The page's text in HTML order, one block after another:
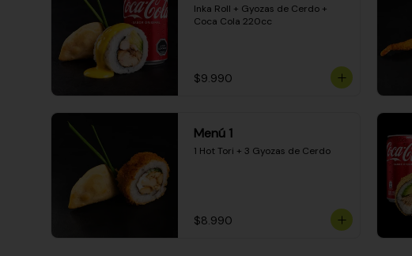
Inka Roll + Gyozas de Cerdo +
Coca Cola 220cc
$9.990
Menú 1
1 Hot Tori + 3 Gyozas de Cerdo
$8.990